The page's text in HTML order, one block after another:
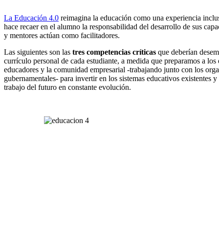
La Educación 4.0 reimagina la educación como una experiencia
hace recaer en el alumno la responsabilidad del desarrollo de sus
y mentores actúan como facilitadores.
Las siguientes son las tres competencias críticas que deberían
currículo personal de cada estudiante, a medida que preparamos a los
educadores y la comunidad empresarial -trabajando junto con los
gubernamentales- para invertir en los sistemas educativos existentes
trabajo del futuro en constante evolución.